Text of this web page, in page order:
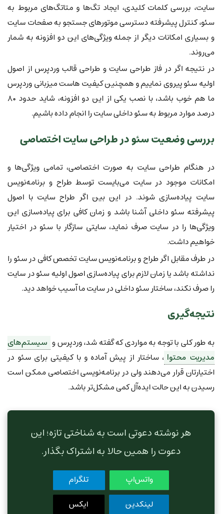
سایت، بررسی کلمات کلیدی، ایجاد تگ‌ها و متاتگ‌های مربوط به
سئو، کنترل پیشرفته دسترسی موتورهای جستجو به صفحات سایت
و بسیاری امکانات دیگر از جمله ویژگی‌های این دو افزونه به شمار
می‌روند.
در نتیجه اگر در فاز طراحی سایت و طراحی قالب وردپرس از اصول
اولیه سئو پیروی نماییم و همچنین کیفیت هاست میزبانی وردپرس
ما هم خوب باشد، با نصب یکی از این دو افزونه، شاید حدود ۸۰
درصد موارد مربوط به سئو داخلی سایت را انجام داده باشیم.
بررسی وضعیت سئو در طراحی سایت اختصاصی
در هنگام طراحی سایت به صورت اختصاصی، تمامی ویژگی‌ها و
امکانات موجود در سایت می‌بایست توسط طراح و برنامه‌نویس
سایت پیاده‌سازی شوند. در این بین اگر طراح سایت با اصول
پیشرفته سئو داخلی آشنا باشد و زمان کافی برای پیاده‌سازی این
ویژگی‌ها را در سایت صرف نماید، سایتی سازگار با سئو در اختیار
خواهیم داشت.
در طرف مقابل اگر طراح و برنامه‌نویس سایت تخصص کافی در سئو را
نداشته باشد یا زمان لازم برای پیاده‌سازی اصول اولیه سئو در سایت
را صرف نکند، ساختار سئو داخلی در سایت ما آسیب خواهد دید.
نتیجه‌گیری
به طور کلی با توجه به مواردی که گفته شد، وردپرس و سیستم‌های
مدیریت محتوا ، ساختار از پیش آماده و با کیفیتی برای سئو در
اختیارتان قرار می‌دهند ولی در برنامه‌نویسی اختصاصی ممکن است
رسیدن به این حالت ایده‌آل کمی مشکل‌تر باشد.
هر نوشته دعوتی است به شناختی تازه؛ این
دعوت را همین حالا به اشتراک بگذار.
واتس‌اپ
تلگرام
لینکدین
ایکس